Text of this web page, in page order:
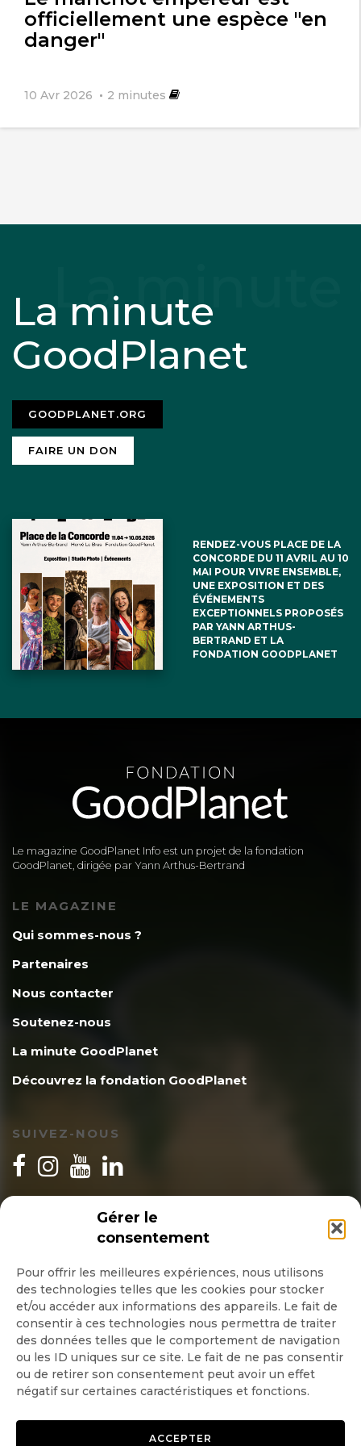
Gérer le
consentement
Pour offrir les meilleures expériences, nous utilisons
des technologies telles que les cookies pour stocker
et/ou accéder aux informations des appareils. Le fait de
consentir à ces technologies nous permettra de traiter
des données telles que le comportement de navigation
ou les ID uniques sur ce site. Le fait de ne pas consentir
ou de retirer son consentement peut avoir un effet
négatif sur certaines caractéristiques et fonctions.
ACCEPTER
officiellement une espèce "en
danger"
10 Avr 2026 2 minutes
La minute
GoodPlanet
GOODPLANET.ORG
FAIRE UN DON
RENDEZ-VOUS PLACE DE LA
CONCORDE DU 11 AVRIL AU 10
MAI POUR VIVRE ENSEMBLE,
UNE EXPOSITION ET DES
ÉVÉNEMENTS
EXCEPTIONNELS PROPOSÉS
PAR YANN ARTHUS-
BERTRAND ET LA
FONDATION GOODPLANET
Le magazine GoodPlanet Info est un projet de la fondation
GoodPlanet, dirigée par Yann Arthus-Bertrand
LE MAGAZINE
Qui sommes-nous ?
Partenaires
Nous contacter
Soutenez-nous
La minute GoodPlanet
Découvrez la fondation GoodPlanet
SUIVEZ-NOUS
INSCRIPTION NEWSLETTER
Quotidienne
Hebdo
OK